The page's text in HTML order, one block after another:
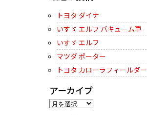
トヨタ ダイナ
いすゞ エルフ バキューム車
いすゞ エルフ
マツダ ポーター
トヨタ カローラフィールダー
アーカイブ
ア